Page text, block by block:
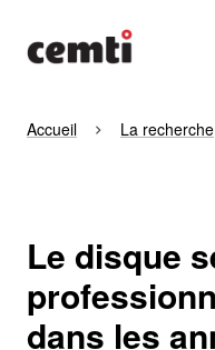
Accueil La recherche
Le disque
dans les